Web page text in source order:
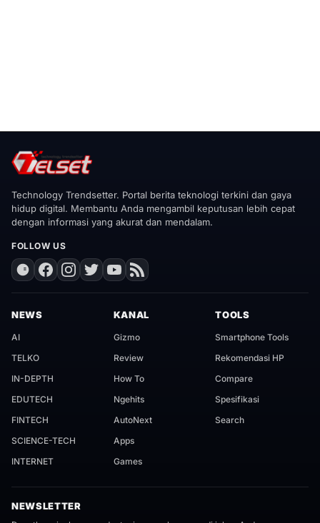
Technology Trendsetter. Portal berita teknologi terkini dan gaya
hidup digital. Membantu Anda mengambil keputusan lebih cepat
dengan informasi yang akurat dan mendalam.
FOLLOW US
NEWS
AI
TELKO
IN-DEPTH
EDUTECH
FINTECH
SCIENCE-TECH
INTERNET
KANAL
Gizmo
Review
How To
Ngehits
AutoNext
Apps
Games
TOOLS
Smartphone Tools
Rekomendasi HP
Compare
Spesifikasi
Search
NEWSLETTER